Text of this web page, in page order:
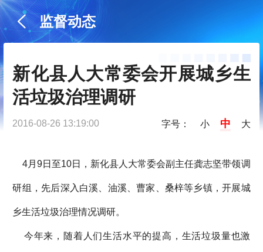
监督动态
新化县人大常委会开展城乡生
活垃圾治理调研
2016-08-26 13:19:00 字号： 小 中 大
4月9日至10日，新化县人大常委会副主任龚志坚带领调
研组，先后深入白溪、油溪、曹家、桑梓等乡镇，开展城
乡生活垃圾治理情况调研。
今年来，随着人们生活水平的提高，生活垃圾量也激